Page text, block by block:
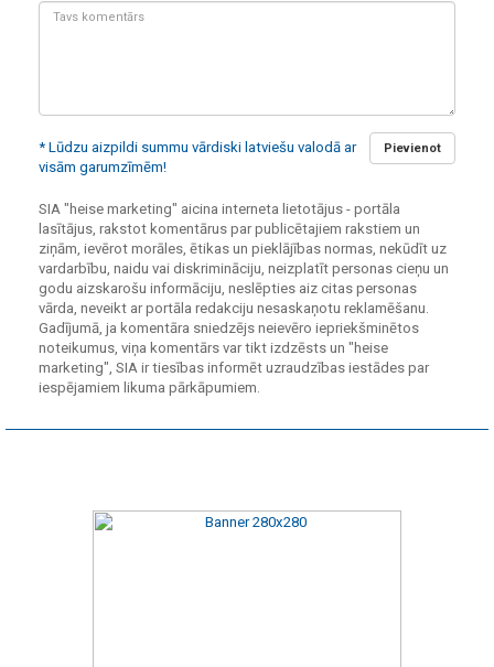
Tavs
Pievienot
* Lūdzu aizpildi summu vārdiski latviešu valodā ar
visām garumzīmēm!
SIA "heise marketing" aicina interneta lietotājus - portāla
lasītājus, rakstot komentārus par publicētajiem rakstiem un
ziņām, ievērot morāles, ētikas un pieklājības normas, nekūdīt uz
vardarbību, naidu vai diskrimināciju, neizplatīt personas cieņu un
godu aizskarošu informāciju, neslēpties aiz citas personas
vārda, neveikt ar portāla redakciju nesaskaņotu reklamēšanu.
Gadījumā, ja komentāra sniedzējs neievēro iepriekšminētos
noteikumus, viņa komentārs var tikt izdzēsts un "heise
marketing", SIA ir tiesības informēt uzraudzības iestādes par
iespējamiem likuma pārkāpumiem.